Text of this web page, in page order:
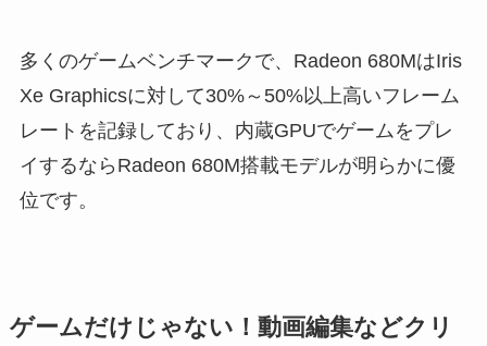
多くのゲームベンチマークで、Radeon 680MはIris
Xe Graphicsに対して30%～50%以上高いフレーム
レートを記録しており、内蔵GPUでゲームをプレ
イするならRadeon 680M搭載モデルが明らかに優
位です。
ゲームだけじゃない！動画編集などクリ